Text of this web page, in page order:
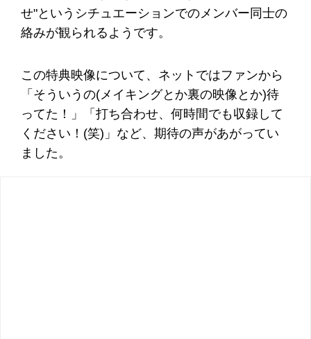
せ"というシチュエーションでのメンバー同士の
絡みが観られるようです。
この特典映像について、ネットではファンから
「そういうの(メイキングとか裏の映像とか)待
ってた！」「打ち合わせ、何時間でも収録して
ください！(笑)」など、期待の声があがってい
ました。